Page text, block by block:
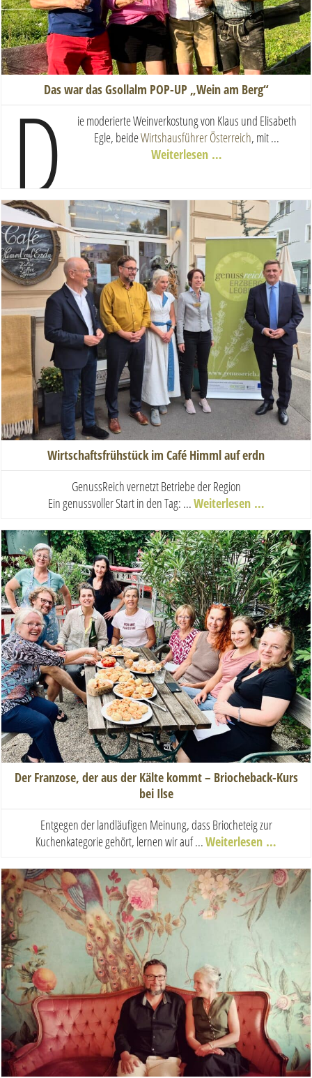
Das war das Gsollalm POP-UP „Wein am Berg“
D
ie moderierte Weinverkostung von Klaus und Elisabeth
Egle, beideWirtshausführer Österreich, mit ...
Weiterlesen …
Wirtschaftsfrühstück im Café Himml auf erdn
GenussReich vernetzt Betriebe der Region
Ein genussvoller Start in den Tag: ...Weiterlesen …
Der Franzose, der aus der Kälte kommt – Briocheback-Kurs
bei Ilse
Entgegen der landläufigen Meinung, dass Briocheteig zur
Kuchenkategorie gehört, lernen wir auf ...Weiterlesen …